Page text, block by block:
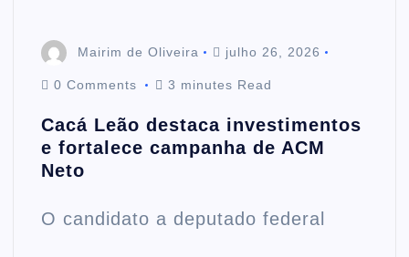
Mairim de Oliveira julho 26, 2026
0 Comments 3 minutes Read
Cacá Leão destaca investimentos
e fortalece campanha de ACM
Neto
O candidato a deputado federal